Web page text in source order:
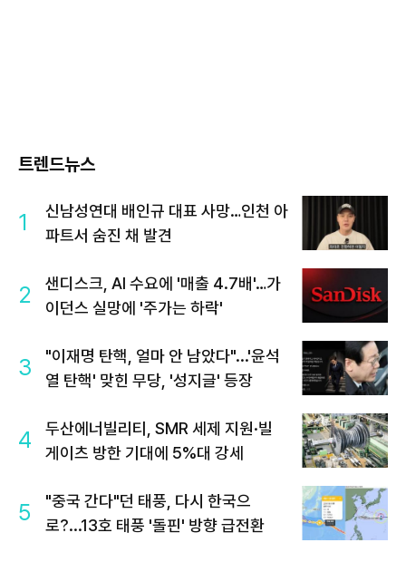
트렌드뉴스
1
신남성연대 배인규 대표 사망…인천 아
파트서 숨진 채 발견
2
샌디스크, AI 수요에 '매출 4.7배'…가
이던스 실망에 '주가는 하락'
3
"이재명 탄핵, 얼마 안 남았다"...'윤석
열 탄핵' 맞힌 무당, '성지글' 등장
4
두산에너빌리티, SMR 세제 지원·빌
게이츠 방한 기대에 5%대 강세
5
"중국 간다"던 태풍, 다시 한국으
로?...13호 태풍 '돌핀' 방향 급전환